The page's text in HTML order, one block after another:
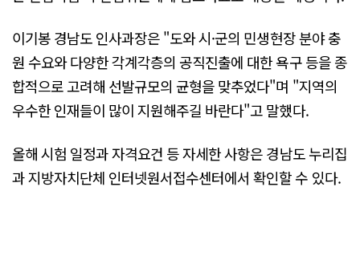
이기봉 경남도 인사과장은 "도와 시·군의 민생현장 분야 충
원 수요와 다양한 각계각층의 공직진출에 대한 욕구 등을 종
합적으로 고려해 선발규모의 균형을 맞추었다"며 "지역의
우수한 인재들이 많이 지원해주길 바란다"고 말했다.
올해 시험 일정과 자격요건 등 자세한 사항은 경남도 누리집
과 지방자치단체 인터넷원서접수센터에서 확인할 수 있다.